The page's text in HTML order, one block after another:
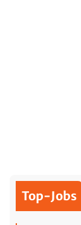
Top-Jobs